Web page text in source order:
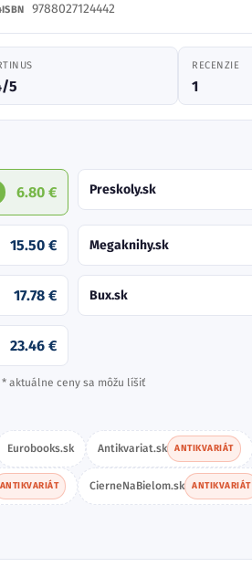
ISBN 9788027124442
5
RECENZIE
1
6.80 € Preskoly.sk
15.50 € Megaknihy.sk
17.78 € Bux.sk
23.46 €
* aktuálne ceny sa môžu líšiť
Eurobooks.sk Antikvariat.sk ANTIKVARIÁT
ANTIKVARIÁT CierneNaBielom.sk ANTIKVARIÁT